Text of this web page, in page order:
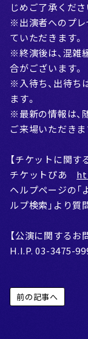
じめご了承くださ
※出演者へのプレ
ていただきます。
※終演後は、混雑
合がございます。
※入待ち、出待ち
ます。
※最新の情報は、
ご来場いただき
【チケットに関す
チケットぴあ
ヘルプページの「
ルプ検索」より質
【公演に関するお
H.I.P. 03-3475-
前の記事へ